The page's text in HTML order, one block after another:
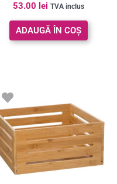
53.00 lei TVA inclus
ADAUGĂ ÎN COȘ